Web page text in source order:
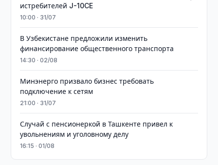
истребителей J-10CE
10:00 · 31/07
В Узбекистане предложили изменить
финансирование общественного транспорта
14:30 · 02/08
Минэнерго призвало бизнес требовать
подключение к сетям
21:00 · 31/07
Случай с пенсионеркой в Ташкенте привел к
увольнениям и уголовному делу
16:15 · 01/08